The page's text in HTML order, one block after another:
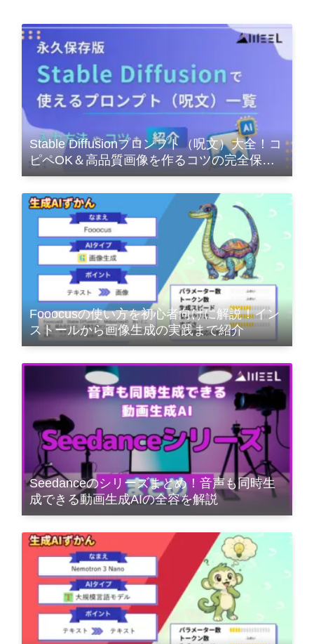
Stable Diffusionプロンプト（呪文）大全！コ
ピペOK＆高品質画像を作るコツの完全保存
版
Fooocusの使い方を初心者向けに解説！イン
ストールから画像生成の実践まで紹介
Seedanceのシリーズまとめ！音声も同時生
成できる動画生成AIの全容を解説